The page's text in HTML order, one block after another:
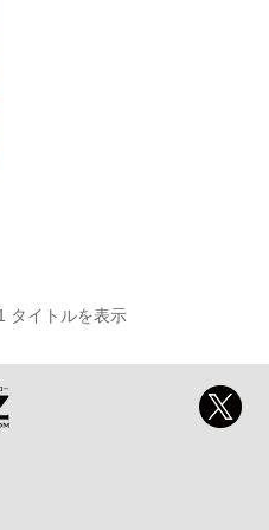
タイトルを表示